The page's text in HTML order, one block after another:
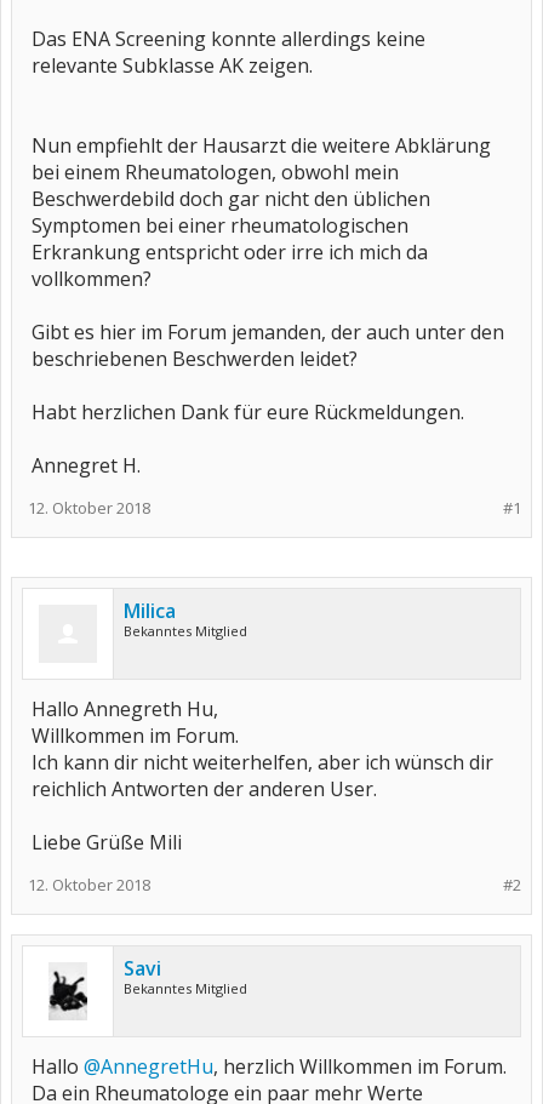
Das ENA Screening konnte allerdings keine
relevante Subklasse AK zeigen.
Nun empfiehlt der Hausarzt die weitere Abklärung
bei einem Rheumatologen, obwohl mein
Beschwerdebild doch gar nicht den üblichen
Symptomen bei einer rheumatologischen
Erkrankung entspricht oder irre ich mich da
vollkommen?
Gibt es hier im Forum jemanden, der auch unter den
beschriebenen Beschwerden leidet?
Habt herzlichen Dank für eure Rückmeldungen.
Annegret H.
#1
12. Oktober 2018
Milica
Bekanntes Mitglied
Hallo Annegreth Hu,
Willkommen im Forum.
Ich kann dir nicht weiterhelfen, aber ich wünsch dir
reichlich Antworten der anderen User.
Liebe Grüße Mili
#2
12. Oktober 2018
Savi
Bekanntes Mitglied
Hallo @AnnegretHu, herzlich Willkommen im Forum.
Da ein Rheumatologe ein paar mehr Werte